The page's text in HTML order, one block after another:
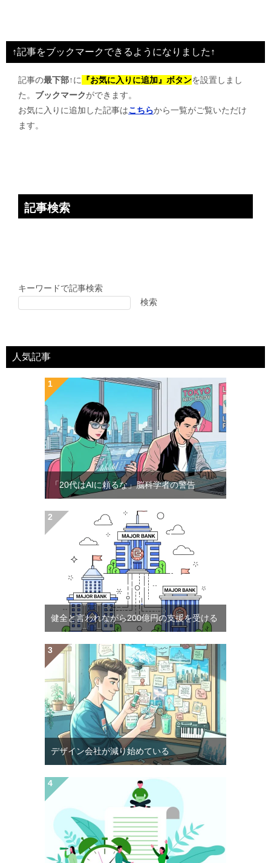
ビ
ゲ
↑記事をブックマークできるようになりました↑
記事の最下部↑に 『お気に入りに追加』ボタンを設置しまし
た。 ブックマークができます。
お気に入りに追加した記事はこちらから一覧がご覧いただけ
ます。
記事検索
キーワードで記事検索
検索
人気記事
「20代はAIに頼るな」脳科学者の警告
健全と言われながら200億円の支援を受ける
デザイン会社が減り始めている